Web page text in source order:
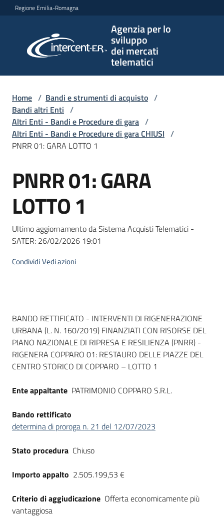
Vai al contenuto
Vai alla navigazione
Vai al footer
Regione Emilia-Romagna
Agenzia per lo
sviluppo
dei mercati
telematici
per lo
sviluppo
telematici
L'Agenzia
Bandi
strumenti
acquisto
telematiche
English
site
Seguici
Home / Bandi e strumenti di acquisto /
Bandi altri Enti /
Altri Enti - Bandi e Procedure di gara /
Altri Enti - Bandi e Procedure di gara CHIUSI /
PNRR 01: GARA LOTTO 1
Salta al contenuto
PNRR 01: GARA
LOTTO 1
Ultimo aggiornamento da Sistema Acquisti Telematici -
SATER: 26/02/2026 19:01
CondividiVedi azioni
Dati del bando
BANDO RETTIFICATO - INTERVENTI DI RIGENERAZIONE
URBANA (L. N. 160/2019) FINANZIATI CON RISORSE DEL
PIANO NAZIONALE DI RIPRESA E RESILIENZA (PNRR) -
RIGENERA COPPARO 01: RESTAURO DELLE PIAZZE DEL
CENTRO STORICO DI COPPARO – LOTTO 1
Ente appaltante PATRIMONIO COPPARO S.R.L.
Bando rettificato
determina di proroga n. 21 del 12/07/2023
Stato procedura Chiuso
Importo appalto 2.505.199,53 €
Criterio di aggiudicazione Offerta economicamente più
vantaggiosa